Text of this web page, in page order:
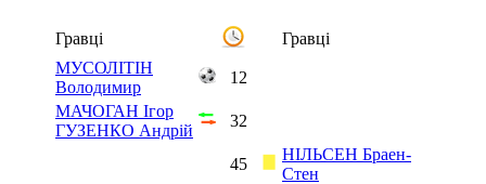
Гравці
Гравці
МУСОЛІТІН
Володимир
12
МАЧОГАН Ігор
ГУЗЕНКО Андрій
32
45
НІЛЬСЕН Браен-
Стен